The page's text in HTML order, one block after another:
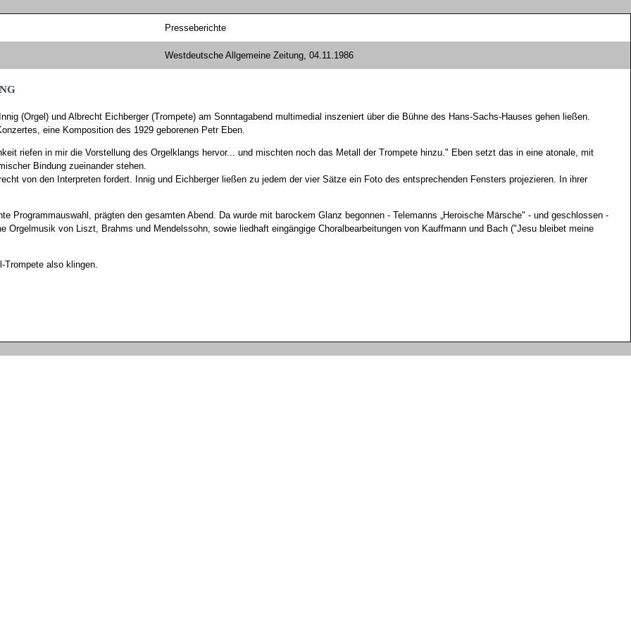
Presseberichte
Westdeutsche Allgemeine Zeitung, 04.11.1986
(Orgel) und Albrecht Eichberger (Trompete) am Sonntagabend multimedial inszeniert über die Bühne des Hans-Sachs-Hauses gehen ließen.
eine Komposition des 1929 geborenen Petr Eben.
riefen in mir die Vorstellung des Orgelklangs hervor... und mischten noch das Metall der Trompete hinzu." Eben setzt das in eine atonale, mit
Bindung zueinander stehen.
von den Interpreten fordert. Innig und Eichberger ließen zu jedem der vier Sätze ein Foto des entsprechenden Fensters projezieren. In ihrer
Programmauswahl, prägten den gesamten Abend. Da wurde mit barockem Glanz begonnen - Telemanns „Heroische Märsche" - und geschlossen -
Orgelmusik von Liszt, Brahms und Mendelssohn, sowie liedhaft eingängige Choralbearbeitungen von Kauffmann und Bach ("Jesu bleibet meine
also klingen.